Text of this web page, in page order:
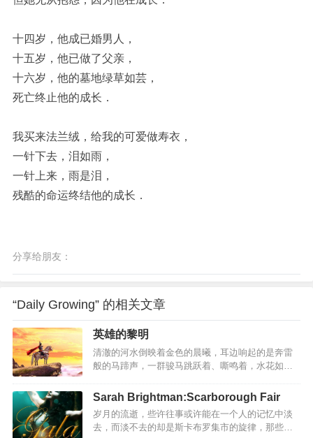
十四岁，他成已婚男人，
十五岁，他已做了父亲，
十六岁，他的墓地绿草如芸，
死亡终止他的成长．
我买来法兰绒，给我的可爱做寿衣，
一针下去，泪如雨，
一针上来，雨是泪，
残酷的命运终结他的成长．
分享给朋友：
“Daily Growing” 的相关文章
英雄的黎明
清澈的河水倒映着金色的晨曦，耳边响起的是奔雷
般的马蹄声，一群骏马跳跃着、嘶鸣着，水花如浪
在褐色披风中的矫健身影 当号角吹起，英雄不再沉
默！难忘战斗时,激昂的动荡气势!当准备逝去的那一
刻,眼里流露出的思乡心绪和温柔的儿女神态:也许军
人的宿命就是战死沙场，永不后悔!正所谓风萧萧兮
Sarah Brightman:Scarborough Fair
岁月的流逝，些许往事或许能在一个人的记忆中淡
去，而淡不去的却是斯卡布罗集市的旋律，那些快